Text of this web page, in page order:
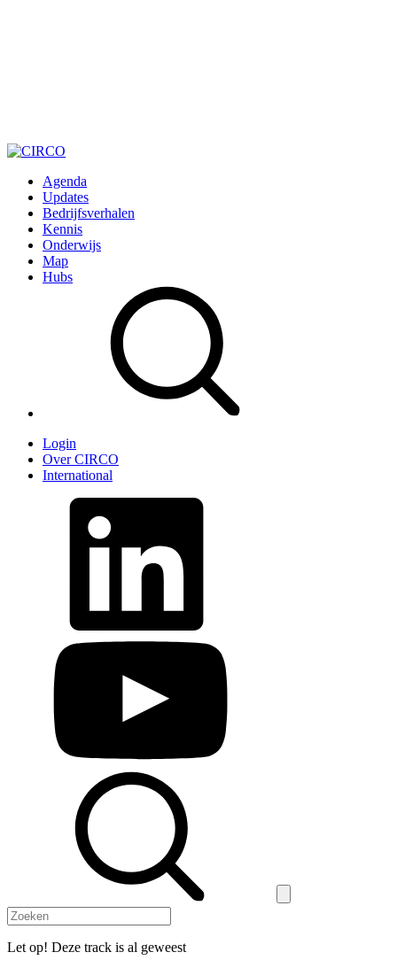
Agenda
Updates
Bedrijfsverhalen
Kennis
Onderwijs
Map
Hubs
Login
Over CIRCO
International
Let op! Deze track is al geweest